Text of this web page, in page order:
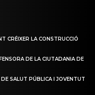
CRÉIXER LA CONSTRUCCIÓ
DE LA CIUTADANIA DE
SALUT PÚBLICA I JOVENTUT